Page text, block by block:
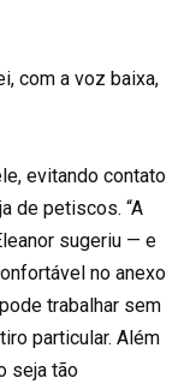
com a voz baixa,
evitando contato
de petiscos. “A
sugeriu — e
no anexo
trabalhar sem
particular. Além
seja tão